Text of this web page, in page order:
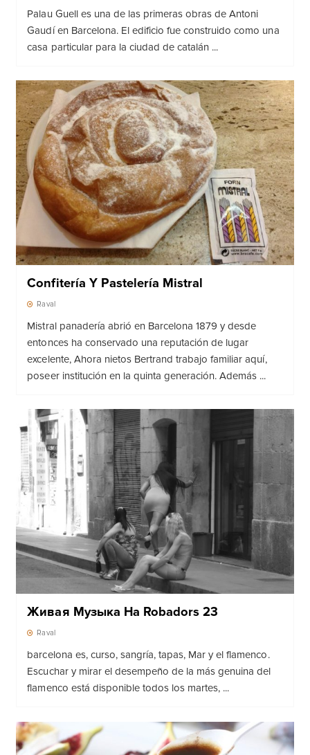
Palau Guell es una de las primeras obras de Antoni
Gaudí en Barcelona. El edificio fue construido como una
casa particular para la ciudad de catalán ...
Confitería Y Pastelería Mistral
Raval
Mistral panadería abrió en Barcelona 1879 y desde
entonces ha conservado una reputación de lugar
excelente, Ahora nietos Bertrand trabajo familiar aquí,
poseer institución en la quinta generación. Además ...
Живая Музыка На Robadors 23
Raval
barcelona es, curso, sangría, tapas, Mar y el flamenco.
Escuchar y mirar el desempeño de la más genuina del
flamenco está disponible todos los martes, ...